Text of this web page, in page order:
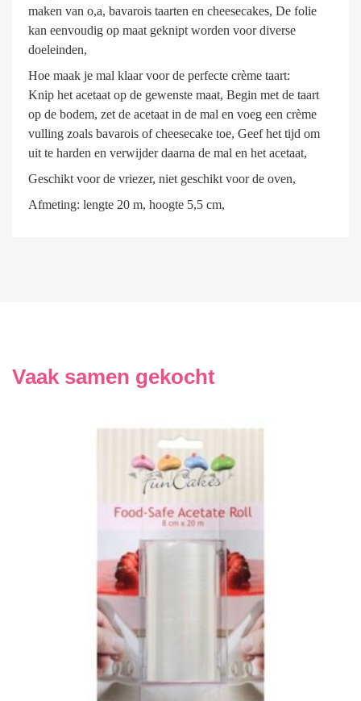
maken van o,a, bavarois taarten en cheesecakes, De folie
kan eenvoudig op maat geknipt worden voor diverse
doeleinden,
Hoe maak je mal klaar voor de perfecte crème taart:
Knip het acetaat op de gewenste maat, Begin met de taart
op de bodem, zet de acetaat in de mal en voeg een crème
vulling zoals bavarois of cheesecake toe, Geef het tijd om
uit te harden en verwijder daarna de mal en het acetaat,
Geschikt voor de vriezer, niet geschikt voor de oven,
Afmeting: lengte 20 m, hoogte 5,5 cm,
Vaak samen gekocht